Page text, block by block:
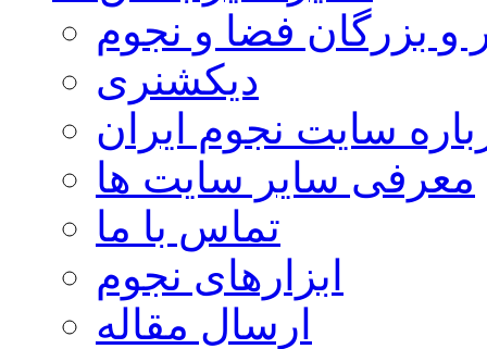
و بزرگان فضا و نجوم
دیکشنری
سایت نجوم ایران
معرفی سایر سایت ها
تماس با ما
ابزارهای نجوم
ارسال مقاله